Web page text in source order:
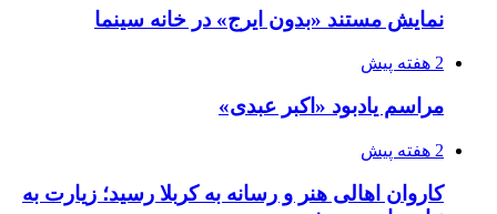
نمایش مستند «بدون ایرج» در خانه سینما
2 هفته پیش
مراسم یادبود «اکبر عبدی»
2 هفته پیش
کاروان اهالی هنر و رسانه به کربلا رسید؛ زیارت به